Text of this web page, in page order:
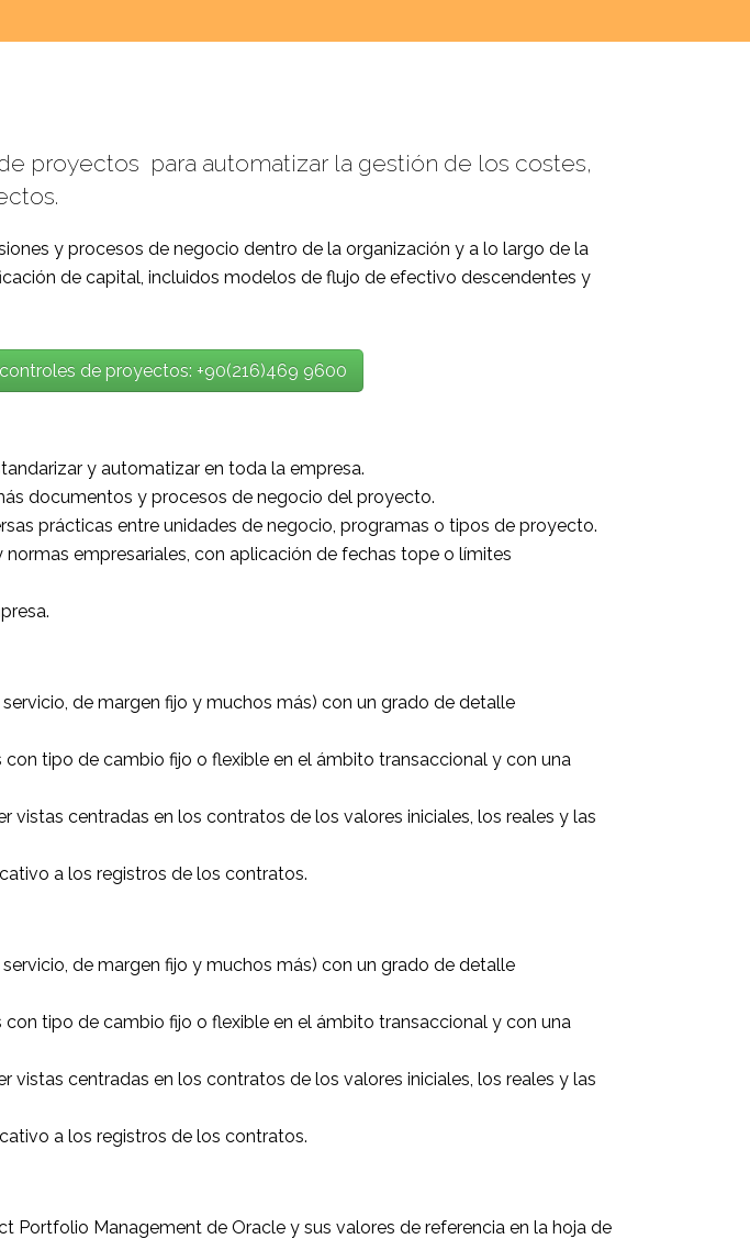
proyectos para automatizar la gestión de los costes,
y procesos de negocio dentro de la organización y a lo largo de la
de capital, incluidos modelos de flujo de efectivo descendentes y
de proyectos: +90(216)469 9600
y automatizar en toda la empresa.
documentos y procesos de negocio del proyecto.
prácticas entre unidades de negocio, programas o tipos de proyecto.
empresariales, con aplicación de fechas tope o límites
de margen fijo y muchos más) con un grado de detalle
tipo de cambio fijo o flexible en el ámbito transaccional y con una
centradas en los contratos de los valores iniciales, los reales y las
a los registros de los contratos.
de margen fijo y muchos más) con un grado de detalle
tipo de cambio fijo o flexible en el ámbito transaccional y con una
centradas en los contratos de los valores iniciales, los reales y las
a los registros de los contratos.
Portfolio Management de Oracle y sus valores de referencia en la hoja de